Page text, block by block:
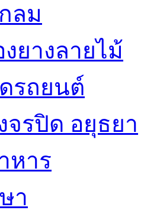
ลม
งยางลายไม้
รถยนต์
จรปิด อยุธยา
หาร
า